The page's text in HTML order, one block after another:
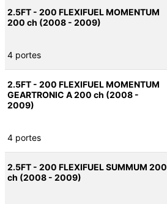
2.5FT - 200 FLEXIFUEL MOMENTUM
200 ch (2008 - 2009)
4 portes
2.5FT - 200 FLEXIFUEL MOMENTUM
GEARTRONIC A 200 ch (2008 -
2009)
4 portes
2.5FT - 200 FLEXIFUEL SUMMUM 200
ch (2008 - 2009)